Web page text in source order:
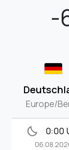
-
Europe/
bedtime 0:00